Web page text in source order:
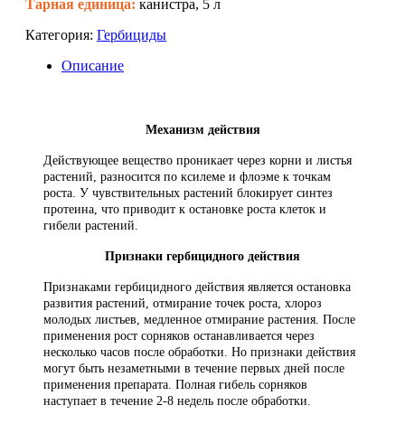
Тарная единица: канистра, 5 л
Категория: Гербициды
Описание
Механизм действия
Действующее вещество проникает через корни и листья
растений, разносится по ксилеме и флоэме к точкам
роста. У чувствительных растений блокирует синтез
протеина, что приводит к остановке роста клеток и
гибели растений.
Признаки гербицидного действия
Признаками гербицидного действия является остановка
развития растений, отмирание точек роста, хлороз
молодых листьев, медленное отмирание растения. После
применения рост сорняков останавливается через
несколько часов после обработки. Но признаки действия
могут быть незаметными в течение первых дней после
применения препарата. Полная гибель сорняков
наступает в течение 2-8 недель после обработки.